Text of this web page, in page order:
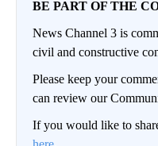
BE PART OF THE
News Channel 3 is
civil and constructive
Please keep your
can review our
If you would like to